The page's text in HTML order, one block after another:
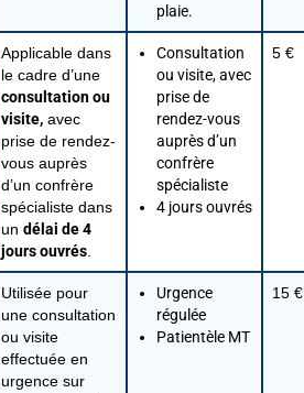
plaie.
Applicable dans
le cadre d’une
consultation ou
visite, avec
prise de rendez-
vous auprès
d’un confrère
spécialiste dans
un délai de 4
jours ouvrés
Consultation
ou visite, avec
prise de
rendez-vous
auprès d’un
confrère
spécialiste
4 jours ouvrés
5 €
Utilisée pour
une consultation
ou visite
effectuée en
urgence sur
Urgence
régulée
Patientèle MT
15 €